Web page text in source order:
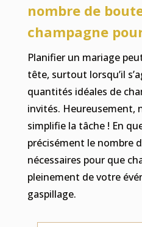
nombre de
champagne
Planifier un mariage
tête, surtout lorsqu’il
quantités idéales de
invités. Heureusement,
simplifie la tâche ! En
précisément le nombre
nécessaires pour que
pleinement de votre
gaspillage.